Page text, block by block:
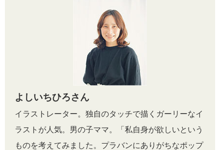
よしいちひろさん
イラストレーター。独自のタッチで描くガーリーなイ
ラストが人気。男の子ママ。「私自身が欲しいという
ものを考えてみました。プラバンにありがちなポップ